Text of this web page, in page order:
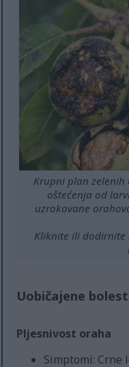
Krupni plan
oštećenja od
uzrokovane
Kliknite ili dodirnite
Uobičajene
Pljesnivost oraha
Simptomi: Crne